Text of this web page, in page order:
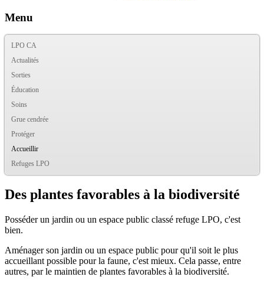
Menu
LPO CA
Actualités
Sorties
Éducation
Soins
Grue cendrée
Protéger
Accueillir
Refuges LPO
Des plantes favorables à la biodiversité
Posséder un jardin ou un espace public classé refuge LPO, c'est
bien.
Aménager son jardin ou un espace public pour qu'il soit le plus
accueillant possible pour la faune, c'est mieux. Cela passe, entre
autres, par le maintien de plantes favorables à la biodiversité.